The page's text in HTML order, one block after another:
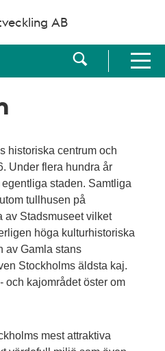
AB
Visa
Visa
historiska centrum och
Under flera hundra år
staden. Samtliga
tullhusen på
av Stadsmuseet vilket
höga kulturhistoriska
av Gamla stans
Stockholms äldsta kaj.
och kajområdet öster om
mest attraktiva